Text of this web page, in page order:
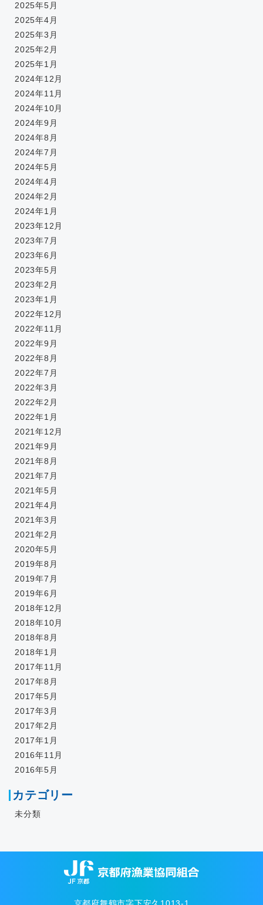
2025年5月
2025年4月
2025年3月
2025年2月
2025年1月
2024年12月
2024年11月
2024年10月
2024年9月
2024年8月
2024年7月
2024年5月
2024年4月
2024年2月
2024年1月
2023年12月
2023年7月
2023年6月
2023年5月
2023年2月
2023年1月
2022年12月
2022年11月
2022年9月
2022年8月
2022年7月
2022年3月
2022年2月
2022年1月
2021年12月
2021年9月
2021年8月
2021年7月
2021年5月
2021年4月
2021年3月
2021年2月
2020年5月
2019年8月
2019年7月
2019年6月
2018年12月
2018年10月
2018年8月
2018年1月
2017年11月
2017年8月
2017年5月
2017年3月
2017年2月
2017年1月
2016年11月
2016年5月
カテゴリー
未分類
京都府舞鶴市字下安久1013-1